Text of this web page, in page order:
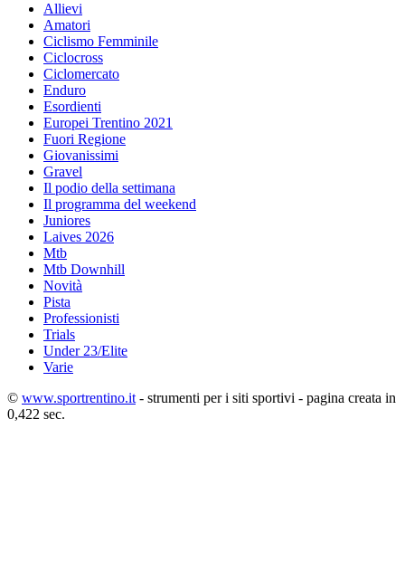
Allievi
Amatori
Ciclismo Femminile
Ciclocross
Ciclomercato
Enduro
Esordienti
Europei Trentino 2021
Fuori Regione
Giovanissimi
Gravel
Il podio della settimana
Il programma del weekend
Juniores
Laives 2026
Mtb
Mtb Downhill
Novità
Pista
Professionisti
Trials
Under 23/Elite
Varie
© www.sportrentino.it- strumenti per i siti sportivi - pagina creata in
0,422 sec.